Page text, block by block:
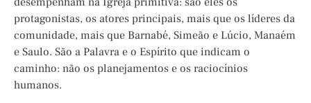
protagonistas, os atores principais, mais que os líderes da
comunidade, mais que Barnabé, Simeão e Lúcio, Manaém
e Saulo. São a Palavra e o Espírito que indicam o
caminho: não os planejamentos e os raciocínios
humanos.